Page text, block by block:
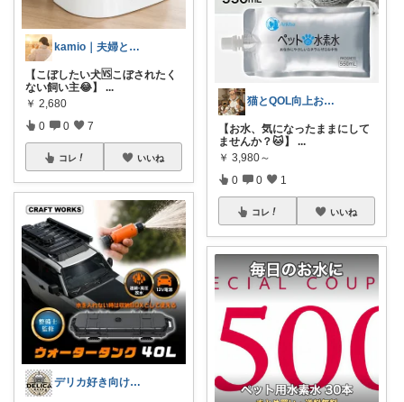
kamio｜夫婦とコーギーの愛用品
【こぼしたい犬🆚こぼされたく
ない飼い主😂】
...
￥ 2,680
0 0 7
コレ いいね
デリカ好き向けカーライフ用品
猫とQOL向上おじさん🐾
【お水、気になったままにして
ませんか？🐱】
...
￥ 3,980～
0 0 1
コレ いいね